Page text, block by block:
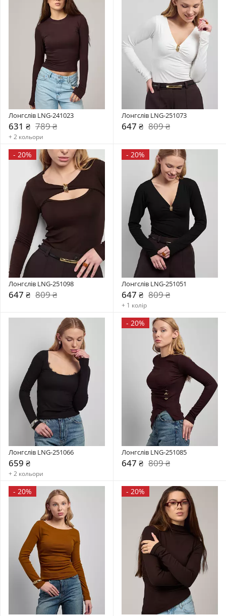
Лонгслів LNG-241023
631 ₴ 789 ₴
+ 2 кольори
Лонгслів LNG-251073
647 ₴ 809 ₴
- 20%
Лонгслів LNG-251098
647 ₴ 809 ₴
- 20%
Лонгслів LNG-251051
647 ₴ 809 ₴
+ 1 колір
Лонгслів LNG-251066
659 ₴
+ 2 кольори
- 20%
Лонгслів LNG-251085
647 ₴ 809 ₴
- 20% - 20%